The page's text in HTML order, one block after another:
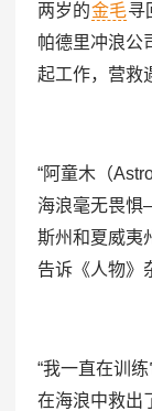
两岁的金毛寻
帕德里冲浪公
起工作，营救
“阿童木（
海浪毫无畏
斯州和夏威夷
告诉《人物》
“我一直在训
在海浪中救出